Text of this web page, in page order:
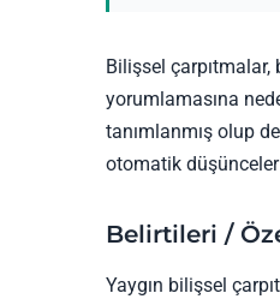
Bilişsel çarpıtmalar,
yorumlamasına
tanımlanmış olup
otomatik
Belirtileri /
Yaygın bilişsel